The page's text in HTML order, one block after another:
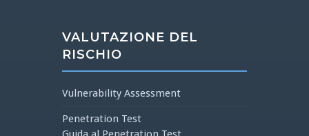
VALUTAZIONE DEL
RISCHIO
Vulnerability Assessment
Penetration Test